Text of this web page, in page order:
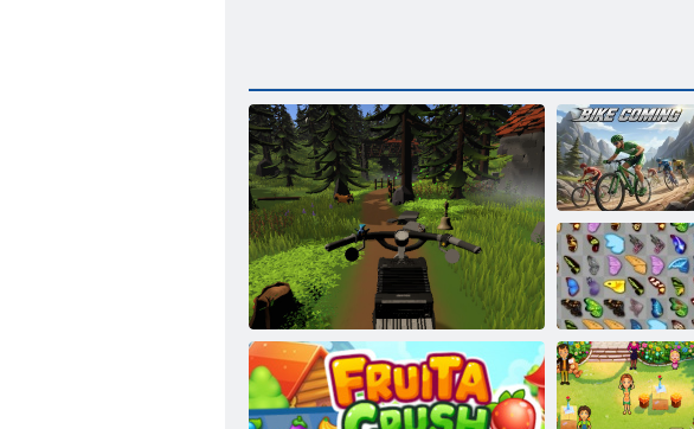
Vine bicicleta
Butterfly Kyodai